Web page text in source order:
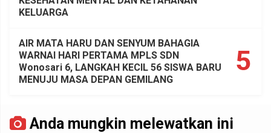
KELUARGA
5
AIR MATA HARU DAN SENYUM BAHAGIA
WARNAI HARI PERTAMA MPLS SDN
Wonosari 6, LANGKAH KECIL 56 SISWA BARU
MENUJU MASA DEPAN GEMILANG
Anda mungkin melewatkan ini